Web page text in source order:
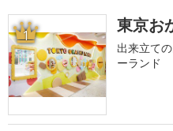
1 東京お
出来立て
ーランド